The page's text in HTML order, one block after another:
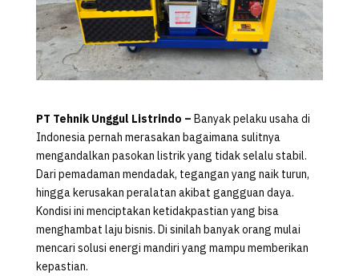
PT Tehnik Unggul Listrindo – Banyak pelaku usaha di
Indonesia pernah merasakan bagaimana sulitnya
mengandalkan pasokan listrik yang tidak selalu stabil.
Dari pemadaman mendadak, tegangan yang naik turun,
hingga kerusakan peralatan akibat gangguan daya.
Kondisi ini menciptakan ketidakpastian yang bisa
menghambat laju bisnis. Di sinilah banyak orang mulai
mencari solusi energi mandiri yang mampu memberikan
kepastian.